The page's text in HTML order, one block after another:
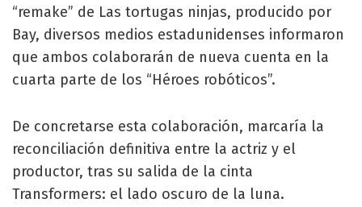
“remake” de Las tortugas ninjas, producido por
Bay, diversos medios estadunidenses informaron
que ambos colaborarán de nueva cuenta en la
cuarta parte de los “Héroes robóticos”.
De concretarse esta colaboración, marcaría la
reconciliación definitiva entre la actriz y el
productor, tras su salida de la cinta
Transformers: el lado oscuro de la luna.